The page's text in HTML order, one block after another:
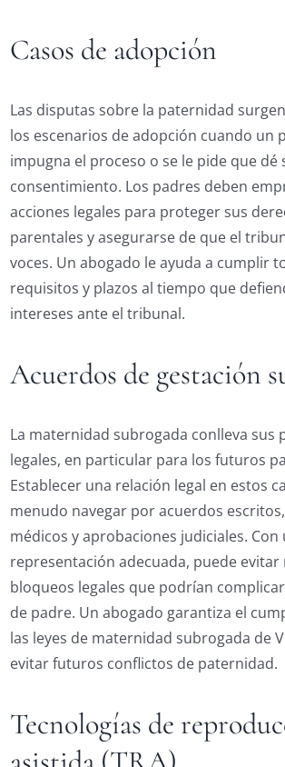
Casos de adopción
Las disputas sobre la paternidad
los escenarios de adopción cuando un
impugna el proceso o se le pide que dé
consentimiento. Los padres deben
acciones legales para proteger sus
parentales y asegurarse de que el
voces. Un abogado le ayuda a cumplir
requisitos y plazos al tiempo que
intereses ante el tribunal.
Acuerdos de gestación
La maternidad subrogada conlleva sus
legales, en particular para los futuros
Establecer una relación legal en estos
menudo navegar por acuerdos
médicos y aprobaciones judiciales. Con
representación adecuada, puede evitar
bloqueos legales que podrían
de padre. Un abogado garantiza el
las leyes de maternidad subrogada de
evitar futuros conflictos de paternidad.
Tecnologías de